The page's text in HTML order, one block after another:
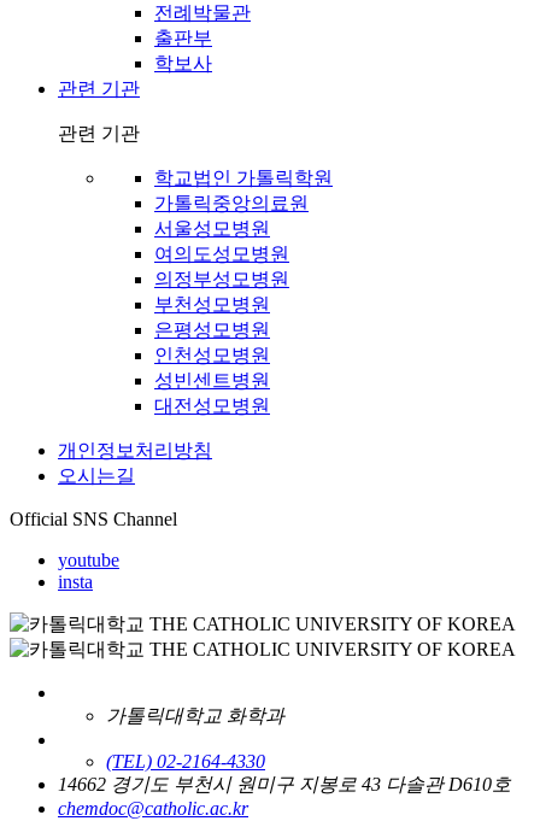
전례박물관
출판부
학보사
관련 기관
관련 기관
학교법인 가톨릭학원
가톨릭중앙의료원
서울성모병원
여의도성모병원
의정부성모병원
부천성모병원
은평성모병원
인천성모병원
성빈센트병원
대전성모병원
개인정보처리방침
오시는길
Official SNS Channel
youtube
insta
가톨릭대학교 화학과
(TEL) 02-2164-4330
14662 경기도 부천시 원미구 지봉로 43 다솔관 D610호
chemdoc@catholic.ac.kr